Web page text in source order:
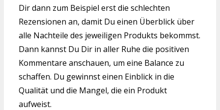
Dir dann zum Beispiel erst die schlechten
Rezensionen an, damit Du einen Überblick über
alle Nachteile des jeweiligen Produkts bekommst.
Dann kannst Du Dir in aller Ruhe die positiven
Kommentare anschauen, um eine Balance zu
schaffen. Du gewinnst einen Einblick in die
Qualität und die Mangel, die ein Produkt
aufweist.